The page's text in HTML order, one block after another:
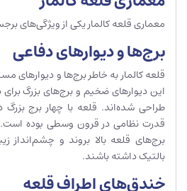
معماری قلعه کالمار یکی از ویژگی‌های
برج‌ها و دیوارهای دفاعی
قلعه کالمار به خاطر برج‌ها و
این دیوارهای ضخیم و برج‌های بزرگ برای
طراحی شده‌اند. قلعه با چهار برج
قدرت نظامی در قرون وسطی بوده است.
برج‌های قلعه بالا بروند و چشم‌انداز
بالتیک داشته باشند.
خندق‌های اطراف قلعه